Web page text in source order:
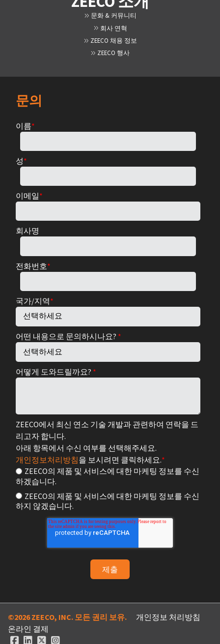
문화 & 커뮤니티
회사 연혁
ZEECO 채용 정보
ZEECO 행사
문의
이름*
성*
이메일*
회사명
전화번호*
국가/지역*
어떤 내용으로 문의하시나요? *
어떻게 도와드릴까요? *
ZEECO에서 최신 연소 기술 개발과 관련하여 연락을 드
리고자 합니다.
아래 항목에서 수신 여부를 선택해주세요.
개인정보처리방침을 보시려면 클릭하세요.*
ZEECO의 제품 및 서비스에 대한 마케팅 정보를 수신
하겠습니다.
ZEECO의 제품 및 서비스에 대한 마케팅 정보를 수신
하지 않겠습니다.
©2026 ZEECO, INC. 모든 권리 보유.
개인정보 처리방침
온라인 결제